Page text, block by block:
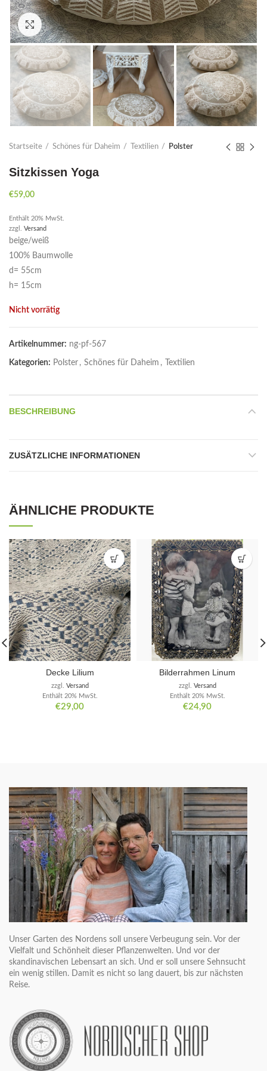
Click to enlarge
Startseite Schönes für Daheim Textilien Polster
Sitzkissen Yoga
€59,00
Enthält 20% MwSt.
zzgl. Versand
beige/weiß
100% Baumwolle
d= 55cm
h= 15cm
Nicht vorrätig
Artikelnummer: ng-pf-567
Kategorien: Polster , Schönes für Daheim , Textilien
BESCHREIBUNG
ZUSÄTZLICHE INFORMATIONEN
ÄHNLICHE PRODUKTE
Decke Lilium
€29,00
Enthält 20% MwSt.
zzgl. Versand
Bilderrahmen Linum
€24,90
Enthält 20% MwSt.
zzgl. Versand
Unser Garten des Nordens soll unsere Verbeugung sein. Vor der
Vielfalt und Schönheit dieser Pflanzenwelten. Und vor der
skandinavischen Lebensart an sich. Und er soll unsere Sehnsucht
ein wenig stillen. Damit es nicht so lang dauert, bis zur nächsten
Reise.